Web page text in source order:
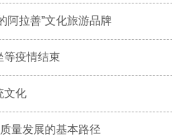
阿拉善”文化旅游品牌
等疫情结束
文化
量发展的基本路径